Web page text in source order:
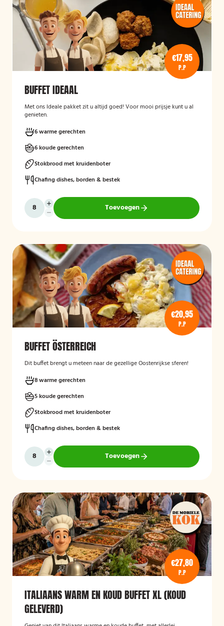
€17,95
P.P
BUFFET IDEAAL
Met ons Ideale pakket zit u altijd goed! Voor mooi prijsje kunt u al
genieten.
6 warme gerechten
6 koude gerechten
Stokbrood met kruidenboter
Chafing dishes, borden & bestek
Toevoegen
€20,95
P.P
BUFFET ÖSTERREICH
Dit buffet brengt u meteen naar de gezellige Oostenrijkse sferen!
8 warme gerechten
5 koude gerechten
Stokbrood met kruidenboter
Chafing dishes, borden & bestek
Toevoegen
€27,80
P.P
ITALIAANS WARM EN KOUD BUFFET XL (KOUD
GELEVERD)